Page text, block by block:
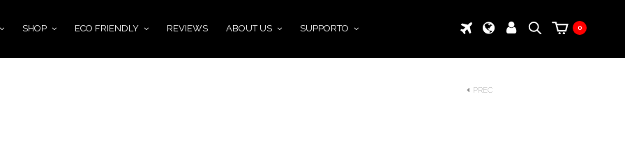
SHOP ECO FRIENDLY REVIEWS ABOUT US SUPPORTO 0
PREC